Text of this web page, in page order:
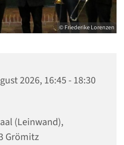
© Friederike Lorenzen
2026, 16:45 - 18:30
(Leinwand),
Grömitz